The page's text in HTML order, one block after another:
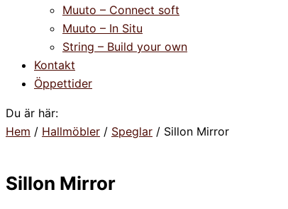
Muuto – Connect soft
Muuto – In Situ
String – Build your own
Kontakt
Öppettider
Du är här:
Hem / Hallmöbler / Speglar / Sillon Mirror
Sillon Mirror